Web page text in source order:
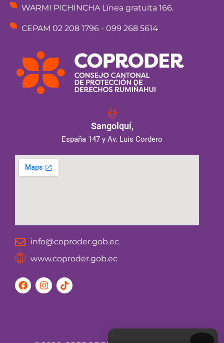
WARMI PICHINCHA Línea gratuita 166.
CEPAM 02 208 1796 - 099 268 5614
Sangolquí,
España 147 y Av. Luis Cordero
info@coproder.gob.ec
www.coproder.gob.ec
F
a
I
n
T
i